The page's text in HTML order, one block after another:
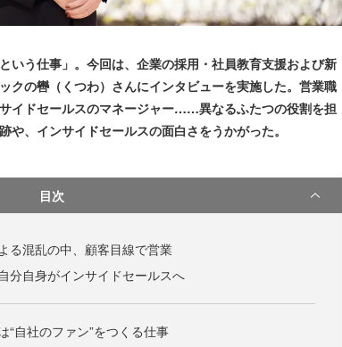
いう仕事」。今回は、企業の採用・社員教育支援および新
クの轡（くつわ）さんにインタビューを実施した。営業職
イドセールスのマネージャー……異なるふたつの役割を担
、インサイドセールスの面白さをうかがった。
目次
る混乱の中、顧客目線で営業
自身がインサイドセールスへ
“自社のファン”をつくる仕事